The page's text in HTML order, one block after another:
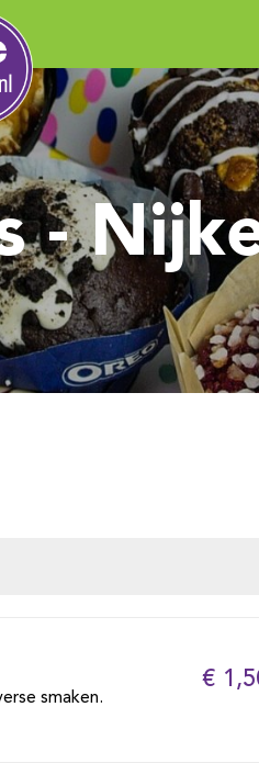
-
smaken.
€